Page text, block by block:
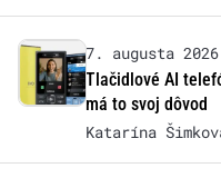
7. augusta 2026
Tlačidlové AI
má to svoj dôvod
Katarína